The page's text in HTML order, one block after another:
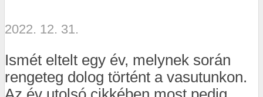
2022. 12. 31.
Ismét eltelt egy év, melynek során
rengeteg dolog történt a vasutunkon.